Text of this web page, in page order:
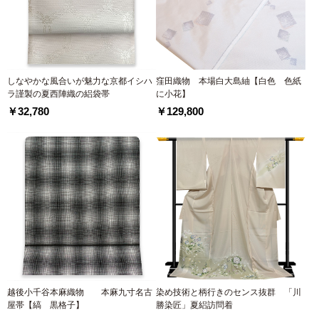
しなやかな風合いが魅力な京都イシハ
ラ謹製の夏西陣織の絽袋帯
￥32,780
窪田織物 本場白大島紬【白色 色紙
に小花】
￥129,800
越後小千谷本麻織物 本麻九寸名古
屋帯【縞 黒格子】
染め技術と柄行きのセンス抜群 「川
勝染匠」夏絽訪問着